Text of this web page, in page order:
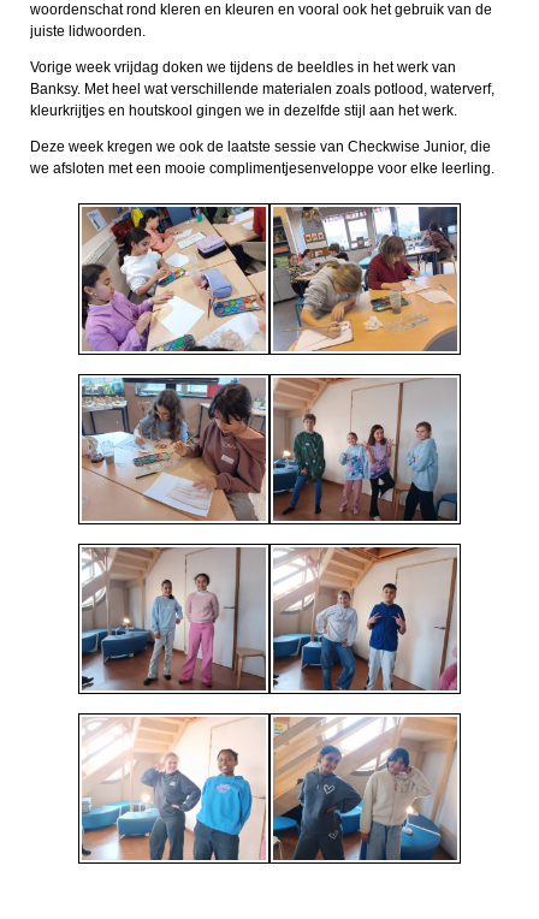
woordenschat rond kleren en kleuren en vooral ook het gebruik van de
juiste lidwoorden.
Vorige week vrijdag doken we tijdens de beeldles in het werk van
Banksy. Met heel wat verschillende materialen zoals potlood, waterverf,
kleurkrijtjes en houtskool gingen we in dezelfde stijl aan het werk.
Deze week kregen we ook de laatste sessie van Checkwise Junior, die
we afsloten met een mooie complimentjesenveloppe voor elke leerling.